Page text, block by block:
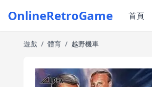
OnlineRetroGame 首頁
遊戲 / 體育 / 越野機車